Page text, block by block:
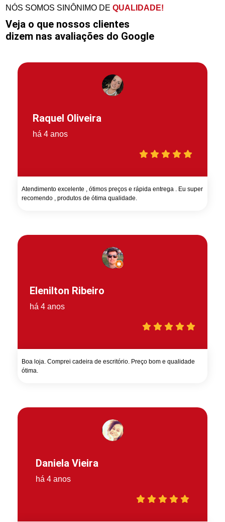
NÓS SOMOS SINÔNIMO DEQUALIDADE!
Veja o que nossos clientes
dizem nas avaliações do Google
Raquel Oliveira
há 4 anos
Atendimento excelente , ótimos preços e rápida entrega . Eu super
recomendo , produtos de ótima qualidade.
Elenilton Ribeiro
há 4 anos
Boa loja. Comprei cadeira de escritório. Preço bom e qualidade
ótima.
Daniela Vieira
há 4 anos